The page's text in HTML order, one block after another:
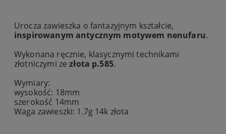
Urocza zawieszka o fantazyjnym kształcie,
inspirowanym antycznym motywem nenufaru.
Wykonana ręcznie, klasycznymi technikami
złotniczymi zezłota p.585.
Wymiary:
wysokość: 18mm
szerokość 14mm
Waga zawieszki: 1.7g 14k złota